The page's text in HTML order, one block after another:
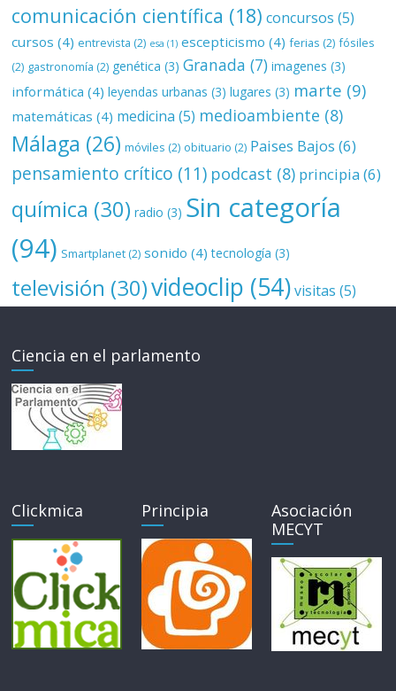
comunicación científica (18) concursos (5)
cursos (4) entrevista (2) esa (1) escepticismo (4) ferias (2) fósiles
(2) gastronomía (2) genética (3) Granada (7) imagenes (3)
informática (4) leyendas urbanas (3) lugares (3) marte (9)
matemáticas (4) medicina (5) medioambiente (8)
Málaga (26) móviles (2) obituario (2) Paises Bajos (6)
pensamiento crítico (11) podcast (8) principia(6)
química (30) radio (3) Sin categoría
(94) Smartplanet (2) sonido (4) tecnología (3)
televisión (30)videoclip (54) visitas (5)
Ciencia en el parlamento
Clickmica Principia
Asociación
MECYT